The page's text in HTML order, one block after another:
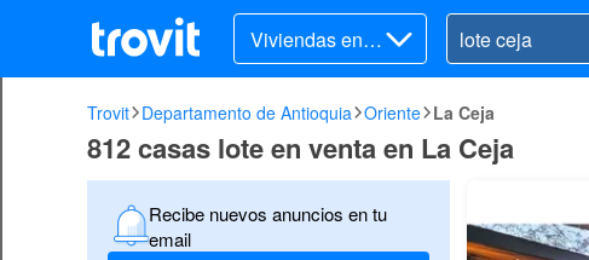
Viviendas en v
enta
Trovit Departamento de Antioquia Oriente La Ceja
812 casas lote en venta en La Ceja
Recibe nuevos anuncios en tu
email